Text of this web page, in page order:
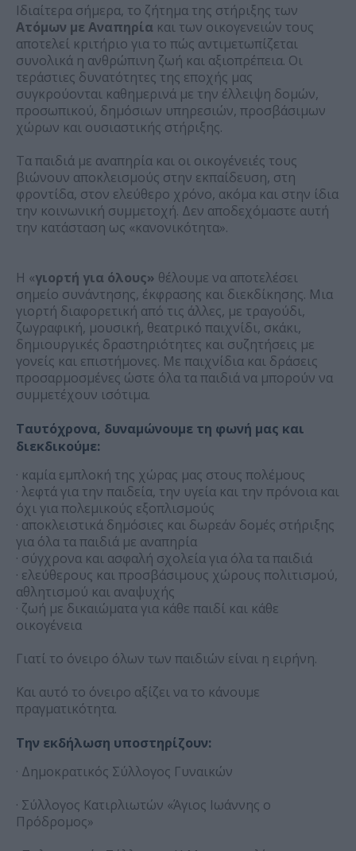
Ιδιαίτερα σήμερα, το ζήτημα της στήριξης των
Ατόμων με Αναπηρία και των οικογενειών τους
αποτελεί κριτήριο για το πώς αντιμετωπίζεται
συνολικά η ανθρώπινη ζωή και αξιοπρέπεια. Οι
τεράστιες δυνατότητες της εποχής μας
συγκρούονται καθημερινά με την έλλειψη δομών,
προσωπικού, δημόσιων υπηρεσιών, προσβάσιμων
χώρων και ουσιαστικής στήριξης.
Τα παιδιά με αναπηρία και οι οικογένειές τους
βιώνουν αποκλεισμούς στην εκπαίδευση, στη
φροντίδα, στον ελεύθερο χρόνο, ακόμα και στην ίδια
την κοινωνική συμμετοχή. Δεν αποδεχόμαστε αυτή
την κατάσταση ως «κανονικότητα».
Η «γιορτή για όλους» θέλουμε να αποτελέσει
σημείο συνάντησης, έκφρασης και διεκδίκησης. Μια
γιορτή διαφορετική από τις άλλες, με τραγούδι,
ζωγραφική, μουσική, θεατρικό παιχνίδι, σκάκι,
δημιουργικές δραστηριότητες και συζητήσεις με
γονείς και επιστήμονες. Με παιχνίδια και δράσεις
προσαρμοσμένες ώστε όλα τα παιδιά να μπορούν να
συμμετέχουν ισότιμα.
Ταυτόχρονα, δυναμώνουμε τη φωνή μας και
διεκδικούμε:
· καμία εμπλοκή της χώρας μας στους πολέμους
· λεφτά για την παιδεία, την υγεία και την πρόνοια και
όχι για πολεμικούς εξοπλισμούς
· αποκλειστικά δημόσιες και δωρεάν δομές στήριξης
για όλα τα παιδιά με αναπηρία
· σύγχρονα και ασφαλή σχολεία για όλα τα παιδιά
· ελεύθερους και προσβάσιμους χώρους πολιτισμού,
αθλητισμού και αναψυχής
· ζωή με δικαιώματα για κάθε παιδί και κάθε
οικογένεια
Γιατί το όνειρο όλων των παιδιών είναι η ειρήνη.
Και αυτό το όνειρο αξίζει να το κάνουμε
πραγματικότητα.
Την εκδήλωση υποστηρίζουν:
· Δημοκρατικός Σύλλογος Γυναικών
· Σύλλογος Κατιρλιωτών «Άγιος Ιωάννης ο
Πρόδρομος»